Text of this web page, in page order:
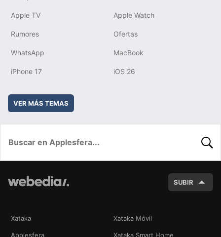
Apple TV Apple Watch
Rumores Ofertas
WhatsApp MacBook
iPhone 17 iOS 26
VER MÁS TEMAS
SUBIR
Xataka Xataka Móvil
Applesfera Xataka Smart Home